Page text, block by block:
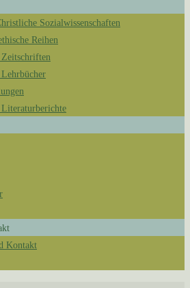
Sozialwissenschaften
Reihen
Zeitschriften
Literaturberichte
Kontakt